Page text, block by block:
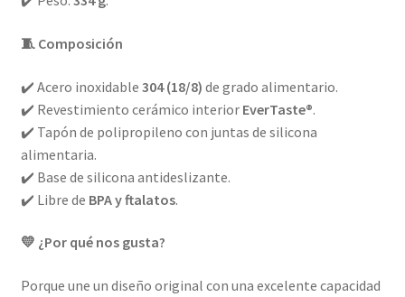
🧵 Composición
✔️ Acero inoxidable 304 (18/8) de grado alimentario.
✔️ Revestimiento cerámico interior EverTaste®.
✔️ Tapón de polipropileno con juntas de silicona
alimentaria.
✔️ Base de silicona antideslizante.
✔️ Libre de BPA y ftalatos.
💛 ¿Por qué nos gusta?
Porque une un diseño original con una excelente capacidad